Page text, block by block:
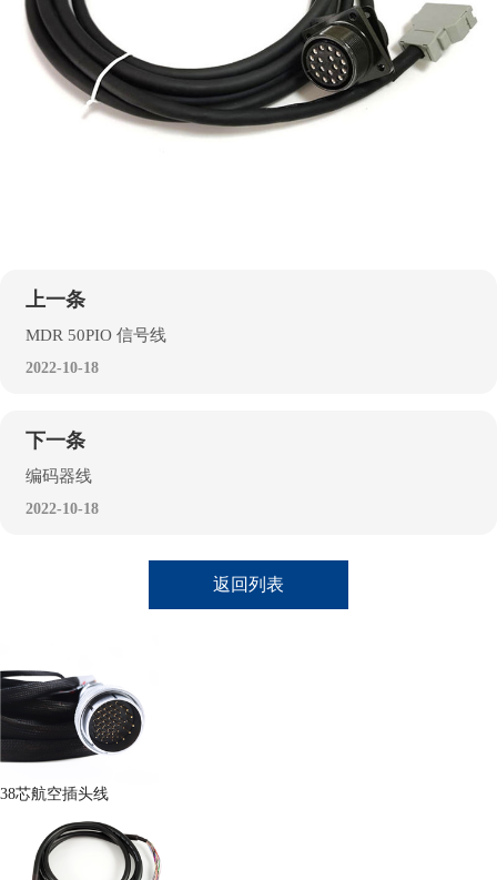
上一条
MDR 50PIO 信号线
2022-10-18
下一条
编码器线
2022-10-18
返回列表
38芯航空插头线